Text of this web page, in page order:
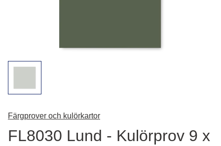
Färgprover och kulörkartor
FL8030 Lund - Kulörprov 9 x